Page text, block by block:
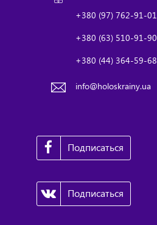
+380 (97) 762-91-01
+380 (63) 510-91-90
+380 (44) 364-59-68
info@holoskrainy.ua
Подписаться
Подписаться